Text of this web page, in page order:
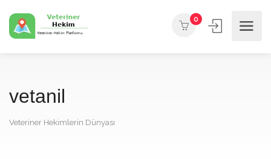
0
vetanil
Veteriner Hekimlerin Dünyası